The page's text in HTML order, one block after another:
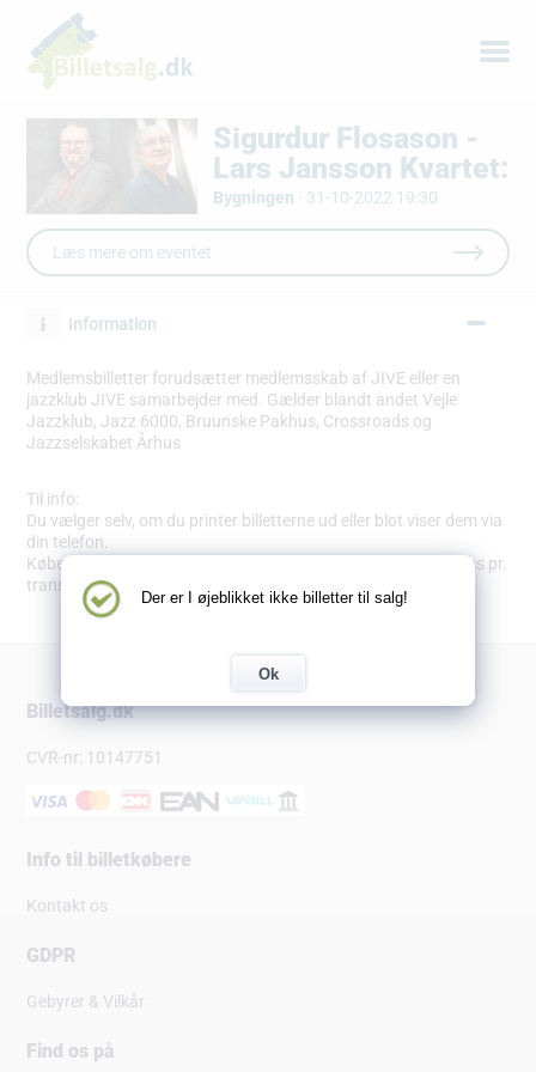
Sigurdur Flosason -
Lars Jansson Kvartet:
Bygningen · 31-10-2022 19:30
Læs mere om eventet
Information
Medlemsbilletter forudsætter medlemsskab af JIVE eller en
jazzklub JIVE samarbejder med. Gælder blandt andet Vejle
Jazzklub, Jazz 6000, Bruunske Pakhus, Crossroads og
Jazzselskabet Århus
Til info:
Du vælger selv, om du printer billetterne ud eller blot viser dem via
din telefon.
Købet bliver pålagt en adm. omkostning på 9,89 kr. inkl. moms pr.
transaktion.
Der er I øjeblikket ikke billetter til salg!
Ok
Billetsalg.dk
CVR-nr: 10147751
Info til billetkøbere
Kontakt os
GDPR
Gebyrer & Vilkår
Find os på